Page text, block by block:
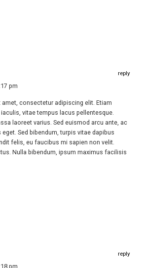
reply
pm
consectetur adipiscing elit. Etiam
vitae tempus lacus pellentesque.
laoreet varius. Sed euismod arcu ante, ac
Sed bibendum, turpis vitae dapibus
felis, eu faucibus mi sapien non velit.
Nulla bibendum, ipsum maximus facilisis
reply
pm